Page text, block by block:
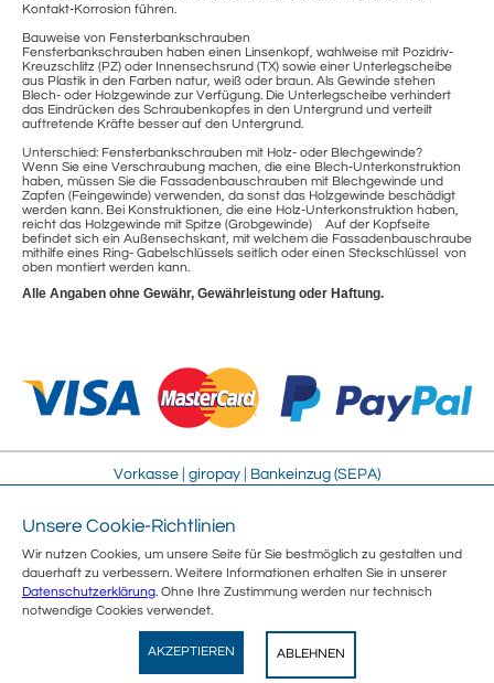
Kontakt-Korrosion führen.
Bauweise von Fensterbankschrauben
Fensterbankschrauben haben einen Linsenkopf, wahlweise mit Pozidriv-
Kreuzschlitz (PZ) oder Innensechsrund (TX) sowie einer Unterlegscheibe
aus Plastik in den Farben natur, weiß oder braun. Als Gewinde stehen
Blech- oder Holzgewinde zur Verfügung. Die Unterlegscheibe verhindert
das Eindrücken des Schraubenkopfes in den Untergrund und verteilt
auftretende Kräfte besser auf den Untergrund.
Unterschied: Fensterbankschrauben mit Holz- oder Blechgewinde?
Wenn Sie eine Verschraubung machen, die eine Blech-Unterkonstruktion
haben, müssen Sie die Fassadenbauschrauben mit Blechgewinde und
Zapfen (Feingewinde) verwenden, da sonst das Holzgewinde beschädigt
werden kann. Bei Konstruktionen, die eine Holz-Unterkonstruktion haben,
reicht das Holzgewinde mit Spitze (Grobgewinde) Auf der Kopfseite
befindet sich ein Außensechskant, mit welchem die Fassadenbauschraube
mithilfe eines Ring- Gabelschlüssels seitlich oder einen Steckschlüssel von
oben montiert werden kann.
Alle Angaben ohne Gewähr, Gewährleistung oder Haftung.
Vorkasse | giropay | Bankeinzug (SEPA)
AGB
Sicherheit
Datenschutz
Umweltschutz
Sitemap
Kontakt
Vertrag widerrufen
Wegertseder
Unsere Cookie-Richtlinien
Wir nutzen Cookies, um unsere Seite für Sie bestmöglich zu gestalten und
dauerhaft zu verbessern. Weitere Informationen erhalten Sie in unserer
Datenschutzerklärung. Ohne Ihre Zustimmung werden nur technisch
notwendige Cookies verwendet.
AKZEPTIEREN ABLEHNEN